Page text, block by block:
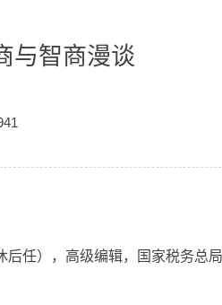
与智商漫谈
任），高级编辑，国家税务总